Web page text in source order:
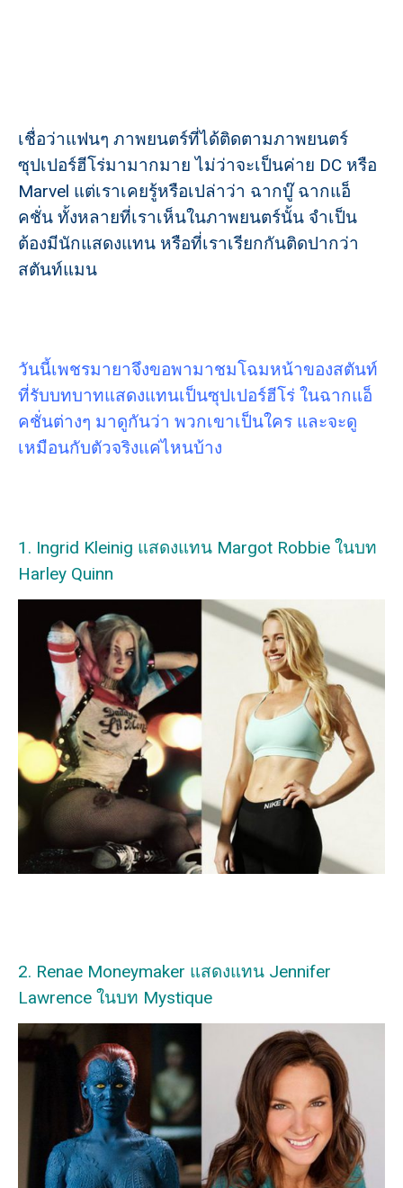
เชื่อว่าแฟนๆ ภาพยนตร์ที่ได้ติดตามภาพยนตร์
ซุปเปอร์ฮีโร่มามากมาย ไม่ว่าจะเป็นค่าย DC หรือ
Marvel แต่เราเคยรู้หรือเปล่าว่า ฉากบู๊ ฉากแอ็
คชั่น ทั้งหลายที่เราเห็นในภาพยนตร์นั้น จำเป็น
ต้องมีนักแสดงแทน หรือที่เราเรียกกันติดปากว่า
สตันท์แมน
วันนี้เพชรมายาจึงขอพามาชมโฉมหน้าของสตันท์
ที่รับบทบาทแสดงแทนเป็นซุปเปอร์ฮีโร่ ในฉากแอ็
คชั่นต่างๆ มาดูกันว่า พวกเขาเป็นใคร และจะดู
เหมือนกับตัวจริงแค่ไหนบ้าง
1. Ingrid Kleinig แสดงแทน Margot Robbie ในบท
Harley Quinn
2. Renae Moneymaker แสดงแทน Jennifer
Lawrence ในบท Mystique